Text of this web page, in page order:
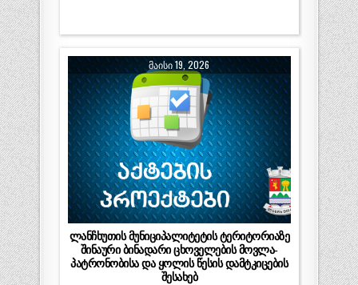
ᲛᲐᲘᲡᲘ 19, 2026
ლანჩხუთის მუნიციპალიტეტის ტერიტორიაზე
შინაური ბინადარი ცხოველების მოვლა-
პატრონობისა და ყოლის წესის დამტკიცების
შესახებ